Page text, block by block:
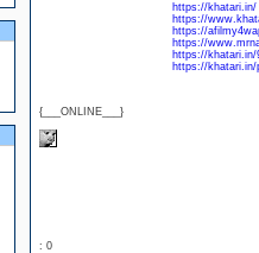
{___ONLINE___}
https://khatari.in/
https://
https://
https://
https://khatari.in/
https://khatari.in/
: 0